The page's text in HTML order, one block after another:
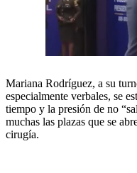
Mariana Rodríguez, a su
especialmente verbales, se
tiempo y la presión de no
muchas las plazas que se
cirugía.